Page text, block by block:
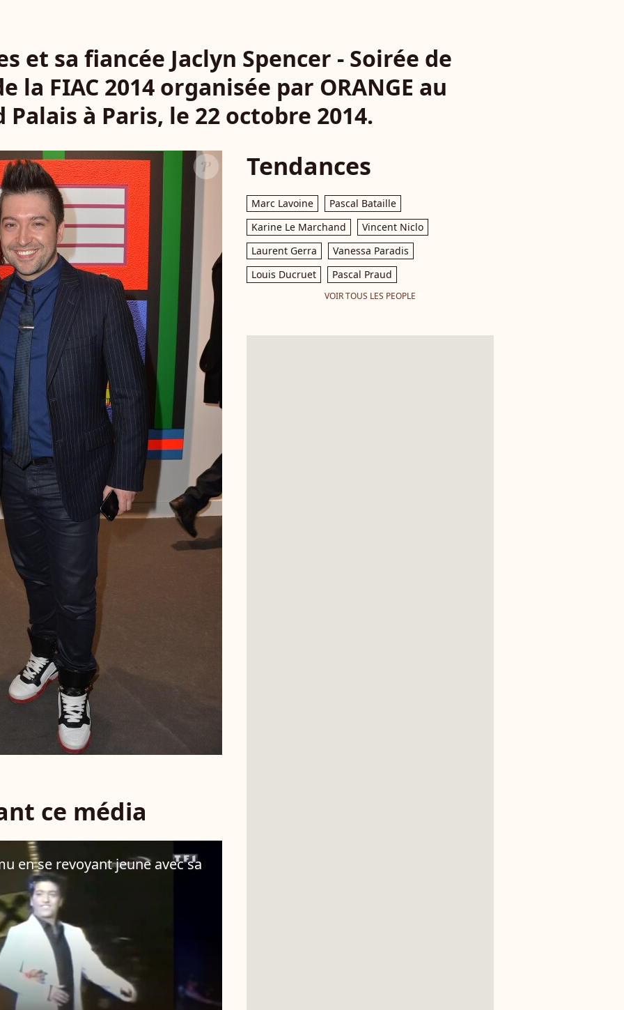
et sa fiancée Jaclyn Spencer - Soirée de
la FIAC 2014 organisée par ORANGE au
Palais à Paris, le 22 octobre 2014.
ce média
en se revoyant jeune avec sa
Tendances
Marc Lavoine
Pascal Bataille
Karine Le Marchand
Vincent Niclo
Laurent Gerra
Vanessa Paradis
Louis Ducruet
Pascal Praud
VOIR TOUS LES PEOPLE